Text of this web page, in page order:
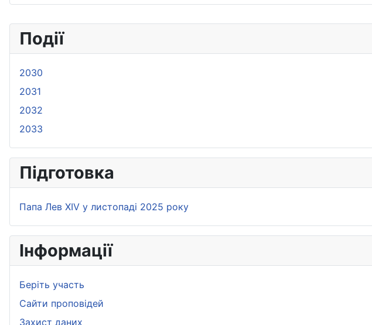
Події
2030
2031
2032
2033
Підготовка
Папа Лев XIV у листопаді 2025 року
Iнформації
Беріть участь
Сайти проповідей
Захист даних